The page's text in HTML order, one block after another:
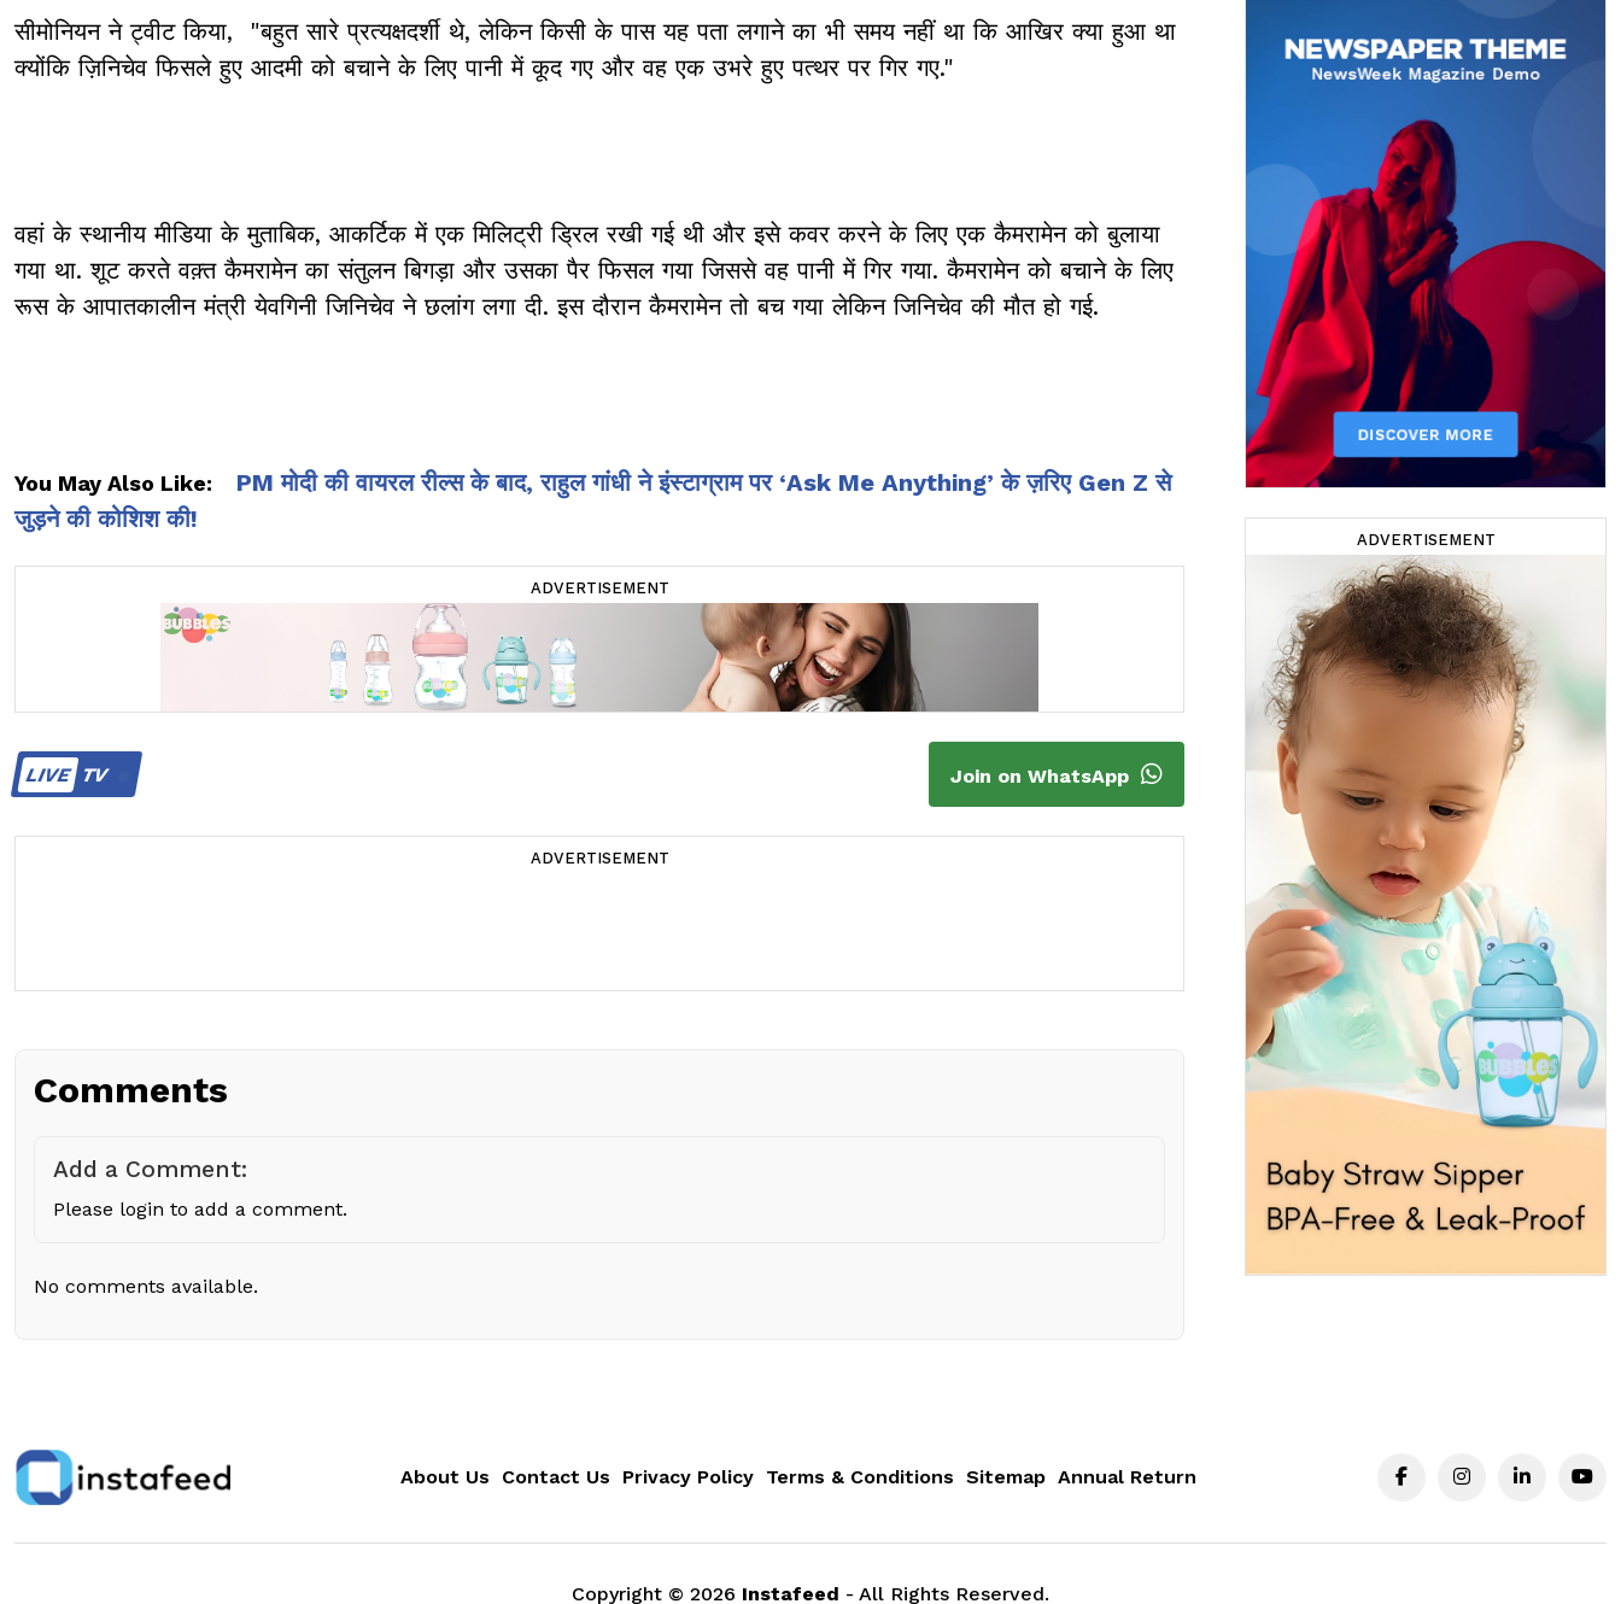
सीमोनियन ने ट्वीट किया, "बहुत सारे प्रत्यक्षदर्शी थे, लेकिन किसी के पास यह पता लगाने का भी समय नहीं था कि आखिर क्या हुआ था
क्योंकि ज़िनिचेव फिसले हुए आदमी को बचाने के लिए पानी में कूद गए और वह एक उभरे हुए पत्थर पर गिर गए."
वहां के स्थानीय मीडिया के मुताबिक, आकर्टिक में एक मिलिट्री ड्रिल रखी गई थी और इसे कवर करने के लिए एक कैमरामेन को बुलाया
गया था. शूट करते वक़्त कैमरामेन का संतुलन बिगड़ा और उसका पैर फिसल गया जिससे वह पानी में गिर गया. कैमरामेन को बचाने के लिए
रूस के आपातकालीन मंत्री येवगिनी जिनिचेव ने छलांग लगा दी. इस दौरान कैमरामेन तो बच गया लेकिन जिनिचेव की मौत हो गई.
You May Also Like:
PM मोदी की वायरल रील्स के बाद, राहुल गांधी ने इंस्टाग्राम पर ‘Ask Me Anything’ के ज़रिए Gen Z से
जुड़ने की कोशिश की!
ADVERTISEMENT
LIVETV Join on WhatsApp
ADVERTISEMENT
Comments
Add a Comment:
Please login to add a comment.
No comments available.
ADVERTISEMENT
About Us Contact Us Privacy Policy Terms & Conditions Sitemap Annual Return
Copyright © 2026 Instafeed - All Rights Reserved.